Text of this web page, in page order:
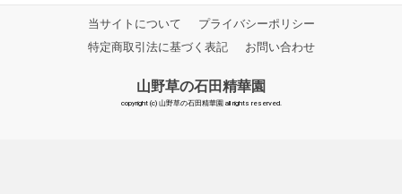
当サイトについて
プライバシーポリシー
特定商取引法に基づく表記
お問い合わせ
山野草の石田精華園
copyright (c) 山野草の石田精華園 all rights reserved.